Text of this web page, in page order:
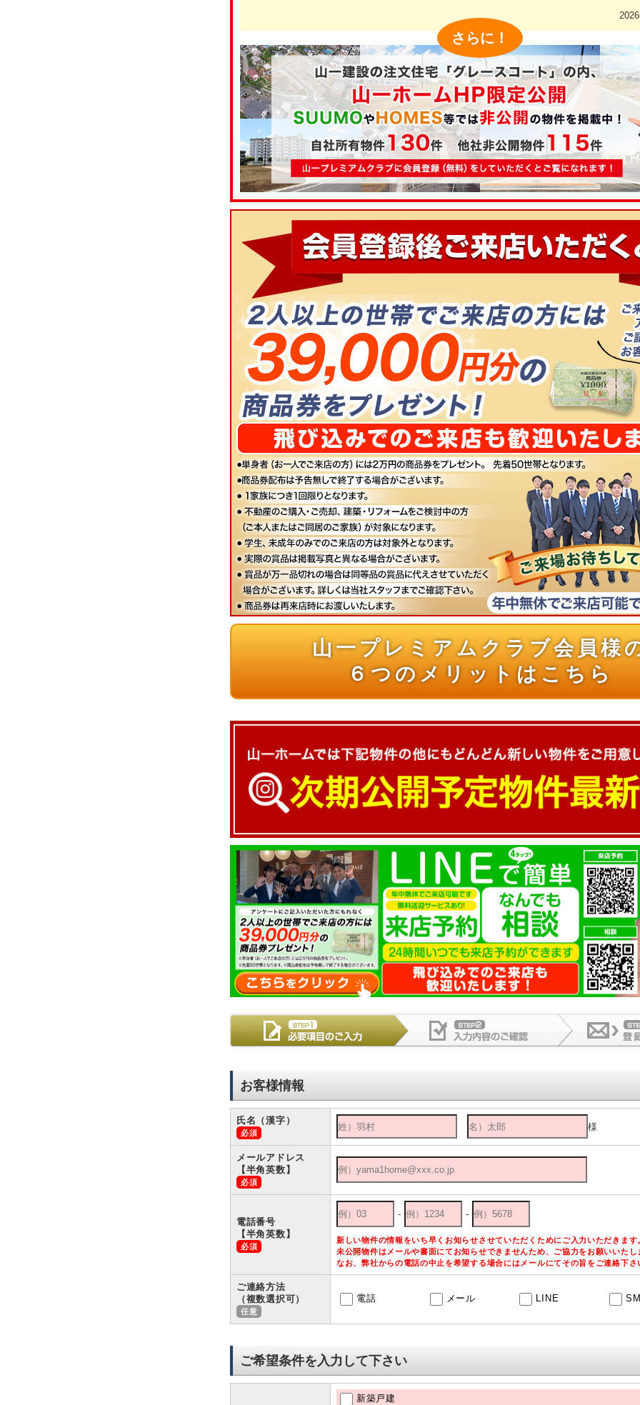
さらに！
山一プレミアムクラブ会員様
６つのメリットはこちら
お客様情報
氏名（漢字）
様
メールアドレス
【半角英数】
電話番号
【半角英数】
- -
新しい物件の情報をいち早くお知らせさせていただくためにご入力いただきます
未公開物件はメールや書面にてお知らせできませんため、ご協力をお願いいたし
なお、弊社からの電話の中止を希望する場合にはメールにてその旨をご連絡下さ
ご連絡方法
（複数選択可）
電話 メール LINE
ご希望条件を入力して下さい
新築戸建